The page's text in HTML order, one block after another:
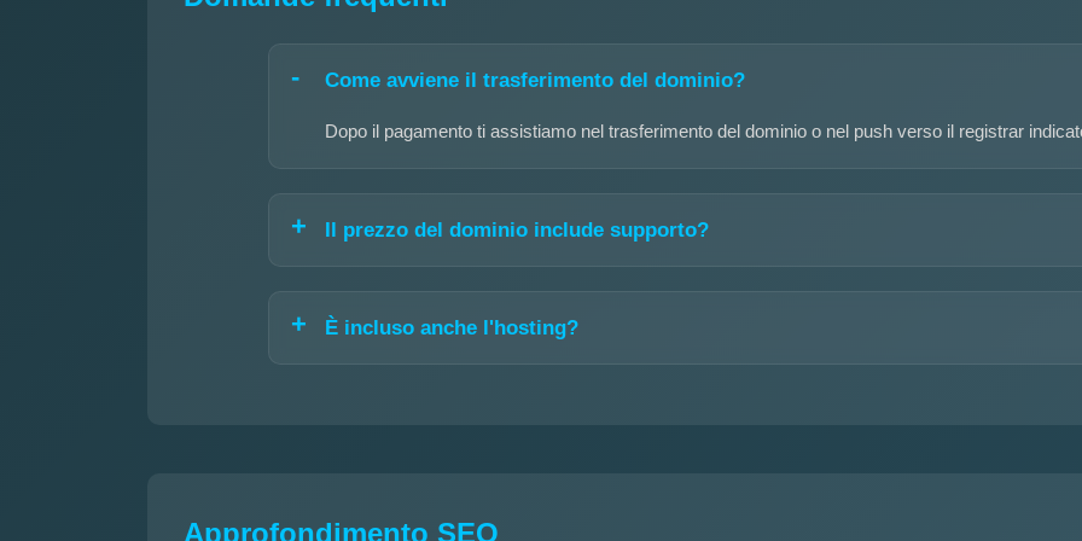
Come avviene il trasferimento del dominio?
Dopo il pagamento ti assistiamo nel trasferimento del dominio o nel push verso il registrar
Il prezzo del dominio include supporto?
È incluso anche l'hosting?
Approfondimento SEO